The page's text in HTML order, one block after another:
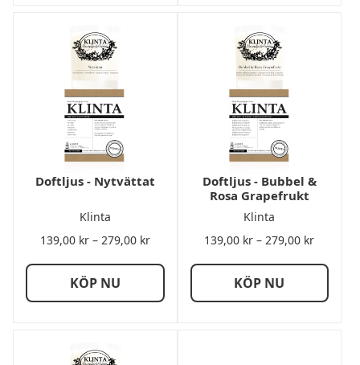
Doftljus - Nytvättat
Klinta
139,00 kr – 279,00 krPrisintervall:
till
KÖP NU
Doftljus - Bubbel &
Rosa Grapefrukt
Klinta
139,00 kr – 279,00 kr
till
KÖP NU